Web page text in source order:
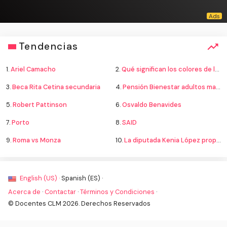
Tendencias
1.Ariel Camacho 2.Qué significan los colores de la bandera
3.Beca Rita Cetina secundaria 4.Pensión Bienestar adultos mayores
5.Robert Pattinson 6.Osvaldo Benavides
7.Porto 8.SAID
9.Roma vs Monza 10.La diputada Kenia López propone cambiar el nombre del país a México
English (US) · Spanish (ES) ·
Acerca de · Contactar ·Términos y Condiciones ·
© Docentes CLM 2026. Derechos Reservados